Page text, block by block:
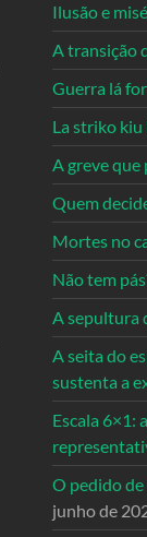
Ilusão e
A transição
Guerra lá
La striko
A greve que
Quem
Mortes no
Não tem
A sepultura
A seita do
sustenta a
Escala 6×1:
O pedido de
junho de